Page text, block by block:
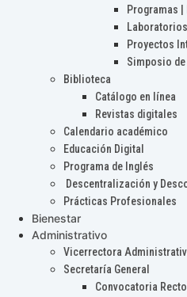
Programas
Laboratorios
Proyectos
Simposio
Biblioteca
Catálogo en línea
Revistas digitales
Calendario académico
Educación Digital
Programa de Inglés
Descentralización y
Prácticas Profesionales
Bienestar
Administrativo
Vicerrectora
Secretaría General
Convocatoria